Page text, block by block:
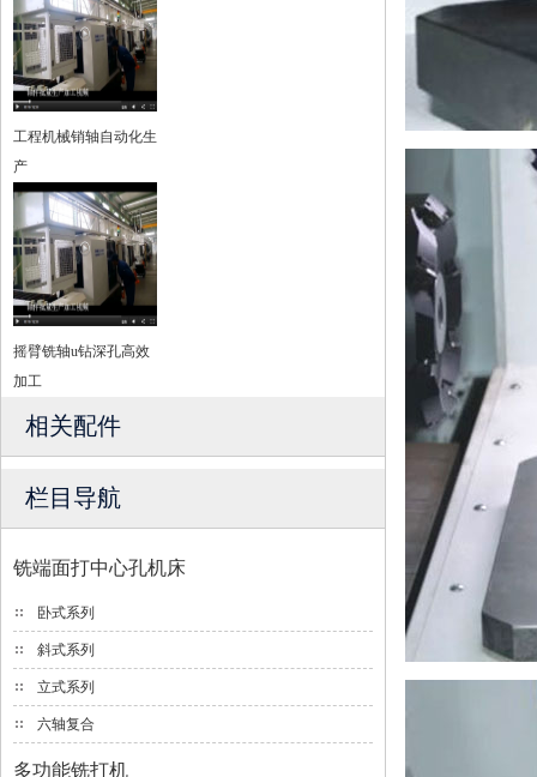
工程机械销轴自动化生
产
摇臂铣轴u钻深孔高效
加工
相关配件
栏目导航
铣端面打中心孔机床
卧式系列
斜式系列
立式系列
六轴复合
多功能铣打机